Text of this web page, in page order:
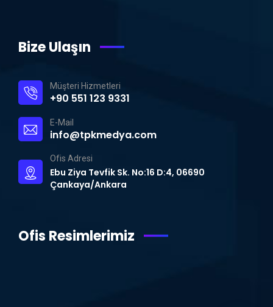
Bize Ulaşın
Müşteri Hizmetleri
+90 551 123 9331
E-Mail
info@tpkmedya.com
Ofis Adresi
Ebu Ziya Tevfik Sk. No:16 D:4, 06690
Çankaya/Ankara
Ofis Resimlerimiz